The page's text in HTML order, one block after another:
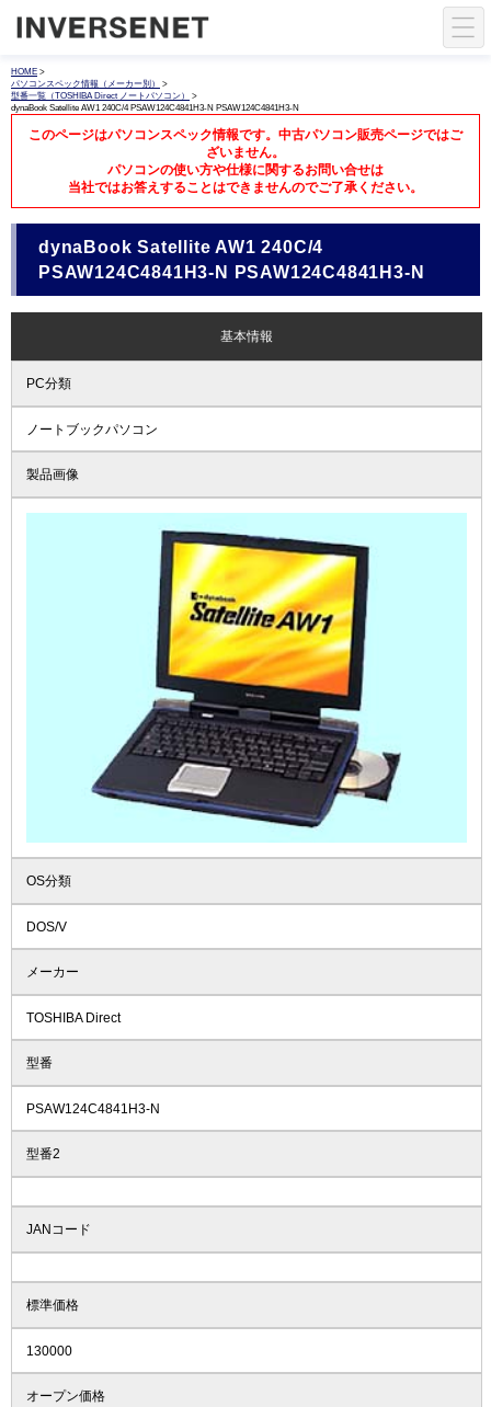
HOME >
パソコンスペック情報（メーカー別）
>
型番一覧（TOSHIBA Direct ノートパソコン）
>
dynaBook Satellite AW1 240C/4 PSAW124C4841H3-N PSAW124C4841H3-N
このページはパソコンスペック情報です。中古パソコン販売ページではご
ざいません。
パソコンの使い方や仕様に関するお問い合せは
当社ではお答えすることはできませんのでご了承ください。
dynaBook Satellite AW1 240C/4
PSAW124C4841H3-N PSAW124C4841H3-N
基本情報
PC分類
ノートブックパソコン
製品画像
OS分類
DOS/V
メーカー
TOSHIBA Direct
型番
PSAW124C4841H3-N
型番2
JANコード
標準価格
130000
オープン価格